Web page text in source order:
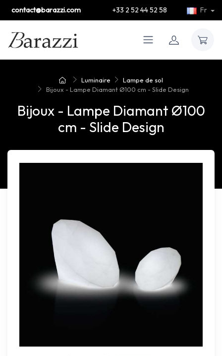
contact@barazzi.com +33 2 52 44 52 58 Fr
Luminaire
Lampe de sol
Bijoux - Lampe Diamant Ø100 cm - Slide Design
Bijoux - Lampe Diamant Ø100
cm - Slide Design